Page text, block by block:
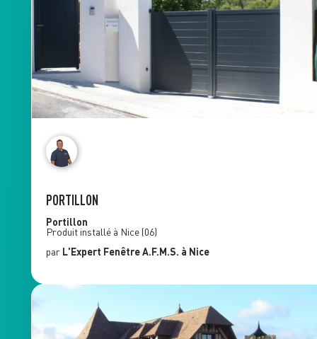
PORTILLON
Portillon
Produit installé à Nice (06)
par L'Expert FenêtreA.F.M.S. à Nice